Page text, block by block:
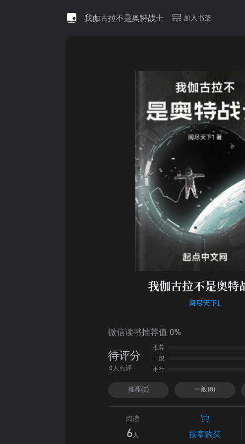
我伽古拉不是奥特战士 加入书架
我伽古拉不是奥特
阅尽天下1
微信读书推荐值 0%
待评分
0人点评
推荐
一般
不行
推荐(0) 一般(0)
阅读
6 人 按章购买